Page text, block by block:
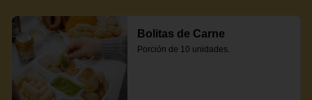
Bolitas de Carne
Porción de 10 unidades.